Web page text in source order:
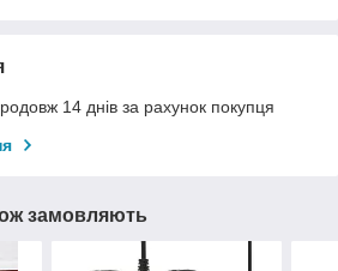
14 днів за рахунок покупця
замовляють